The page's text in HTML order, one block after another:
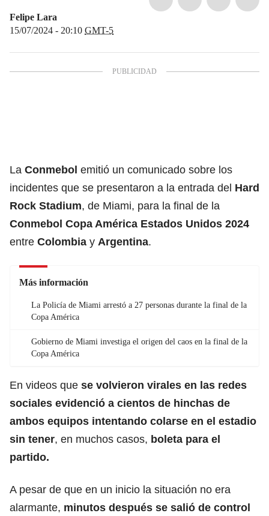
Felipe Lara
15/07/2024 - 20:10 GMT-5
La Conmebol emitió un comunicado sobre los
incidentes que se presentaron a la entrada del Hard
Rock Stadium, de Miami, para la final de la
Conmebol Copa América Estados Unidos 2024
entre Colombia y Argentina.
Más información
La Policía de Miami arrestó a 27 personas durante la final de la
Copa América
Gobierno de Miami investiga el origen del caos en la final de la
Copa América
En videos que se volvieron virales en las redes
sociales evidenció a cientos de hinchas de
ambos equipos intentando colarse en el estadio
sin tener, en muchos casos, boleta para el
partido.
A pesar de que en un inicio la situación no era
alarmante, minutos después se salió de control